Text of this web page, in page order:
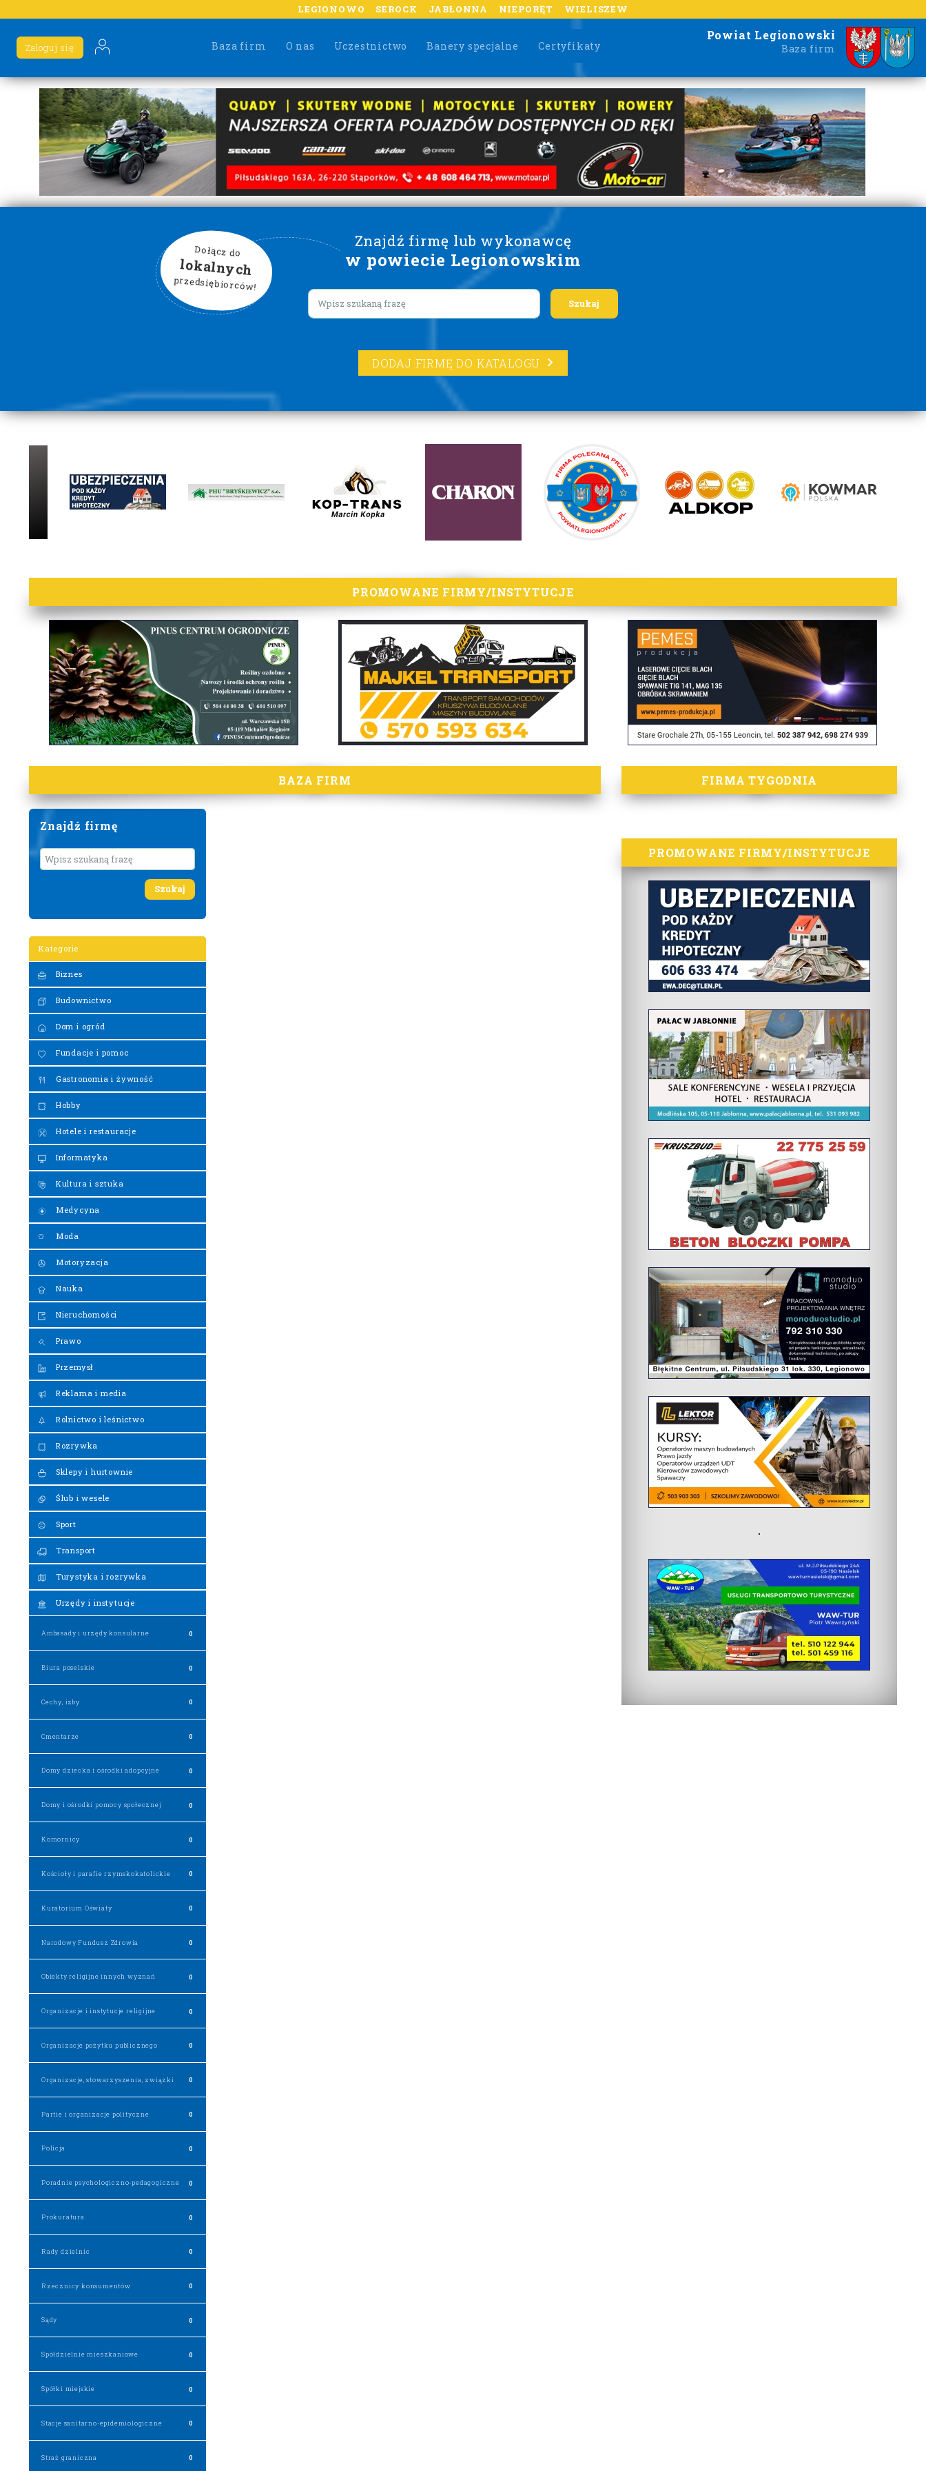
LEGIONOWO SEROCK JABŁONNA NIEPORĘT WIELISZEW
Baza firm O nas Uczestnictwo Banery specjalne Certyfikaty
Zaloguj się
Powiat Legionowski
Baza firm
Znajdź firmę lub wykonawcę
w powiecie Legionowskim
Dołącz do
lokalnych
przedsiębiorców!
Lorem ipsum
DODAJ FIRMĘ DO KATALOGU
lorem ipsum
PROMOWANE FIRMY/INSTYTUCJE
BAZA FIRM
Znajdź firmę
Wyszukaj
Kategorie
Biznes
Budownictwo
Dom i ogród
Fundacje i pomoc
Gastronomia i żywność
Hobby
Hotele i restauracje
Informatyka
Kultura i sztuka
Medycyna
Moda
Motoryzacja
Nauka
Nieruchomości
Prawo
Przemysł
Reklama i media
Rolnictwo i leśnictwo
Rozrywka
Sklepy i hurtownie
Ślub i wesele
Sport
Transport
Turystyka i rozrywka
Urzędy i instytucje
Ambasady i urzędy konsularne 0
Biura poselskie 0
Cechy, izby 0
Cmentarze 0
Domy dziecka i ośrodki adopcyjne 0
Domy i ośrodki pomocy społecznej 0
Komornicy 0
Kościoły i parafie rzymskokatolickie 0
Kuratorium Oświaty 0
Narodowy Fundusz Zdrowia 0
Obiekty religijne innych wyznań 0
Organizacje i instytucje religijne 0
Organizacje pożytku publicznego 0
Organizacje, stowarzyszenia, związki 0
Partie i organizacje polityczne 0
Policja 0
Poradnie psychologiczno-pedagogiczne 0
Prokuratura 0
Rady dzielnic 0
Rzecznicy konsumentów 0
Sądy 0
Spółdzielnie mieszkaniowe 0
Spółki miejskie 0
Stacje sanitarno-epidemiologiczne 0
Straż graniczna 0
FIRMA TYGODNIA
PROMOWANE FIRMY/INSTYTUCJE